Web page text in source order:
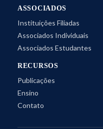
ASSOCIADOS
Instituições Filiadas
Associados Individuais
Associados Estudantes
RECURSOS
Publicações
Ensino
Contato